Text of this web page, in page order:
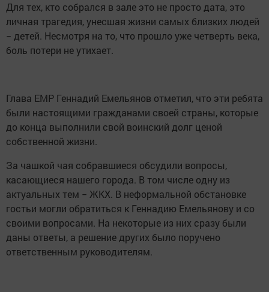
Для тех, кто собрался в зале это не просто дата, это
личная трагедия, унесшая жизни самых близких людей
− детей. Несмотря на то, что прошло уже четверть века,
боль потери не утихает.
Глава ЕМР Геннадий Емельянов отметил, что эти ребята
были настоящими гражданами своей страны, которые
до конца выполнили свой воинский долг ценой
собственной жизни.
За чашкой чая собравшиеся обсудили вопросы,
касающиеся нашего города. В том числе одну из
актуальных тем − ЖКХ. В неформальной обстановке
гостьи могли обратиться к Геннадию Емельянову и со
своими вопросами. На некоторые из них сразу были
даны ответы, а решение других было поручено
ответственным руководителям.